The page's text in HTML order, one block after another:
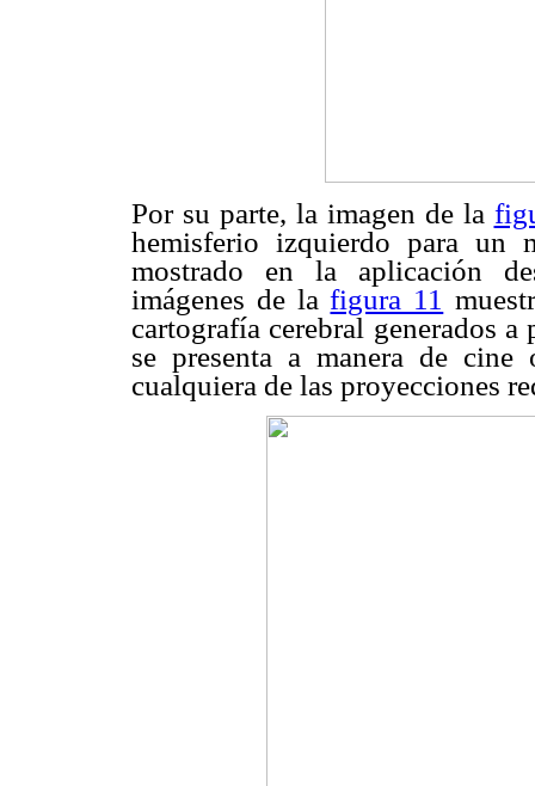
Por su parte, la imagen de la
hemisferio izquierdo para un
mostrado en la aplicación
imágenes de lafigura 11
cartografía cerebral generados
se presenta a manera de
cualquiera de las proyecciones